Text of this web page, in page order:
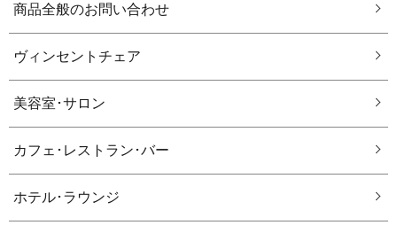
商品全般のお問い合わせ
ヴィンセントチェア
美容室･サロン
カフェ･レストラン･バー
ホテル･ラウンジ